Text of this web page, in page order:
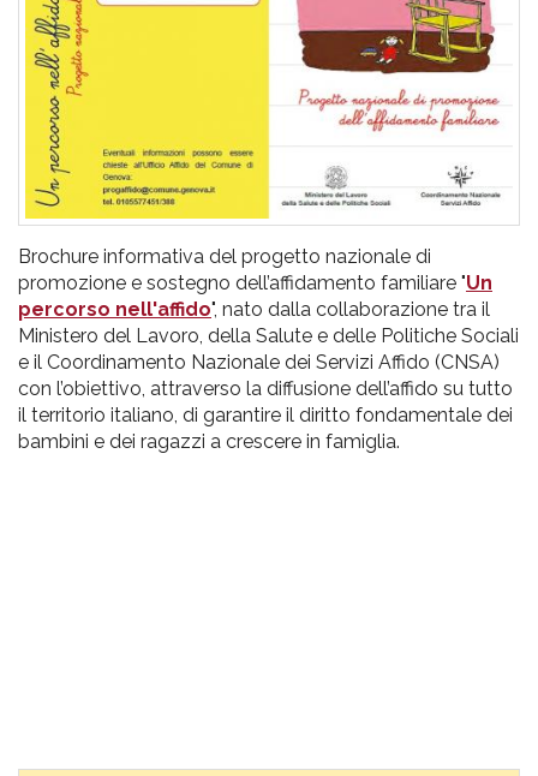
Brochure informativa del progetto nazionale di
promozione e sostegno dell’affidamento familiare "Un
percorso nell'affido", nato dalla collaborazione tra il
Ministero del Lavoro, della Salute e delle Politiche Sociali
e il Coordinamento Nazionale dei Servizi Affido (CNSA)
con l’obiettivo, attraverso la diffusione dell’affido su tutto
il territorio italiano, di garantire il diritto fondamentale dei
bambini e dei ragazzi a crescere in famiglia.